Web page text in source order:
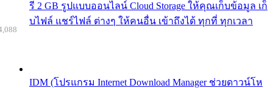
รี 2 GB รูปแบบออนไลน์ Cloud Storage ให้คุณเก็บข้อมูล เก็
บไฟล์ แชร์ไฟล์ ต่างๆ ให้คนอื่น เข้าถึงได้ ทุกที่ ทุกเวลา
IDM (โปรแกรม Internet Download Manager ช่วยดาวน์โห